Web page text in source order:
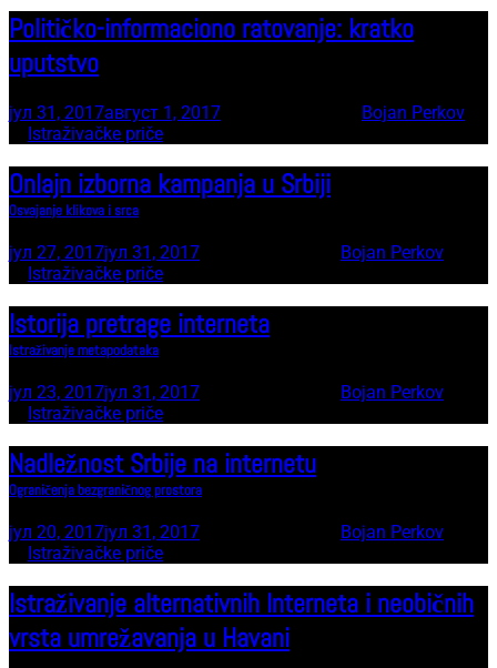
Političko-informaciono ratovanje: kratko
uputstvo
јул 31, 2017август 1, 2017
Bojan Perkov
Istraživačke priče
Onlajn izborna kampanja u Srbiji
Osvajanje klikova i srca
јул 27, 2017јул 31, 2017
Bojan Perkov
Istraživačke priče
Istorija pretrage interneta
Istraživanje metapodataka
јул 23, 2017јул 31, 2017
Bojan Perkov
Istraživačke priče
Nadležnost Srbije na internetu
Ograničenja bezgraničnog prostora
јул 20, 2017јул 31, 2017
Bojan Perkov
Istraživačke priče
Istraživanje alternativnih Interneta i neobičnih
vrsta umrežavanja u Havani